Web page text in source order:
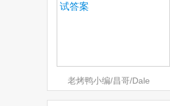
老烤鸭小编/昌哥/Dale